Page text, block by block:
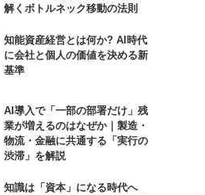
解くボトルネック移動の法則
知能資産経営とは何か? AI時代
に会社と個人の価値を決める新
基準
AI導入で「一部の部署だけ」残
業が増えるのはなぜか｜製造・
物流・金融に共通する「実行の
渋滞」を解説
知識は「資本」になる時代へ